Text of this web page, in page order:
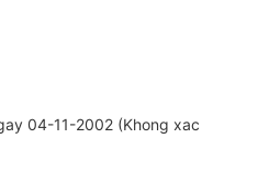
04-11-2002 (Khong xac